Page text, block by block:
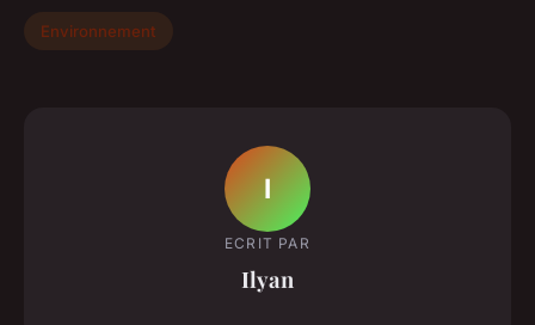
Environnement
I
ECRIT PAR
Ilyan